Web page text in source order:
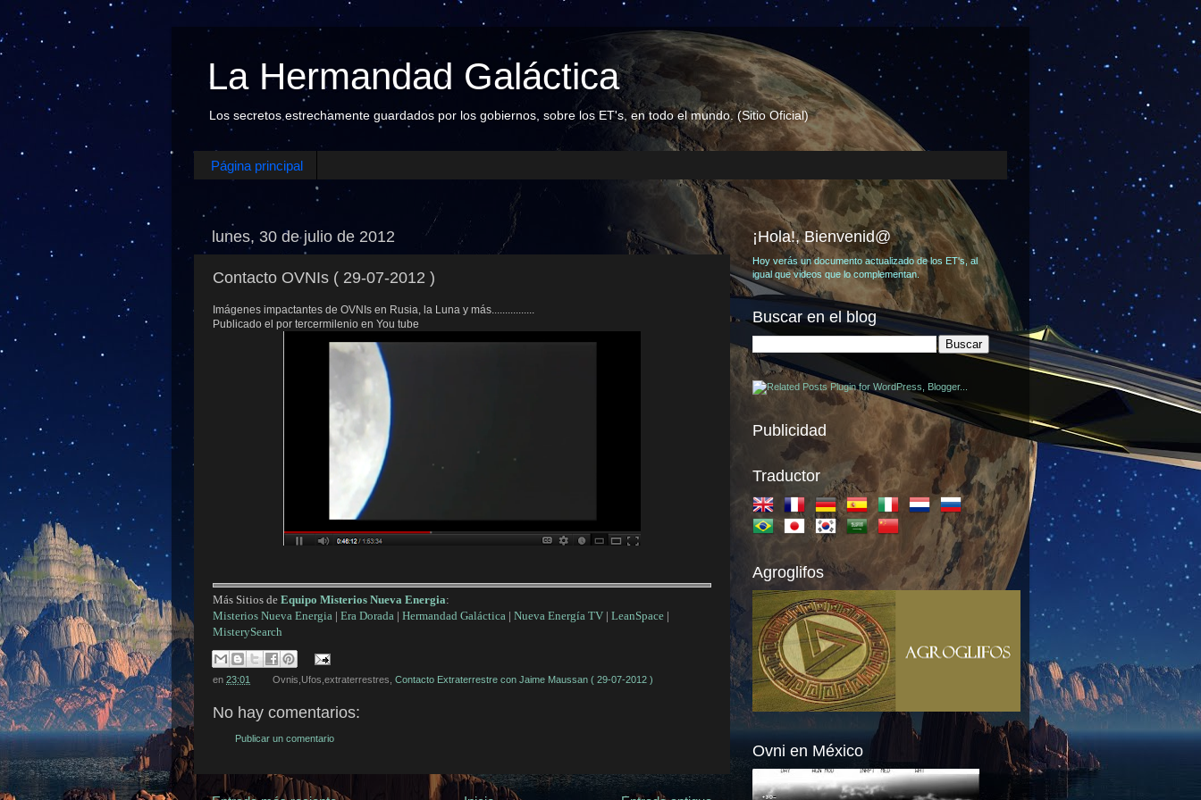
La Hermandad Galáctica
Los secretos estrechamente guardados por los gobiernos, sobre los ET's, en todo el mundo. (Sitio Oficial)
Página principal
lunes, 30 de julio de 2012
Contacto OVNIs ( 29-07-2012 )
Imágenes impactantes de OVNIs en Rusia, la Luna y más................
Publicado el por tercermilenio en You tube
Más Sitios de Equipo Misterios Nueva Energia:
Misterios Nueva Energia | Era Dorada | Hermandad Galáctica | Nueva Energía TV | LeanSpace |
MisterySearch
en 23:01 Ovnis,Ufos,extraterrestres, Contacto Extraterrestre con Jaime Maussan ( 29-07-2012 )
No hay comentarios:
Publicar un comentario
¡Hola!, Bienvenid@
Hoy verás un documento actualizado de los ET's, al
igual que videos que lo complementan.
Buscar en el blog
Publicidad
Traductor
Agroglifos
Ovni en México